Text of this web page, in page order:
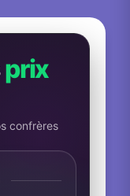
prix
confrères